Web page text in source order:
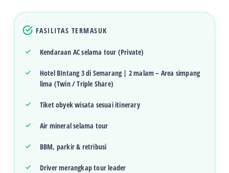
FASILITAS TERMASUK
Kendaraan AC selama tour (Private)
Hotel BIntang 3 di Semarang | 2 malam – Area simpang
lima (Twin / Triple Share)
Tiket obyek wisata sesuai itinerary
Air mineral selama tour
BBM, parkir & retribusi
Driver merangkap tour leader